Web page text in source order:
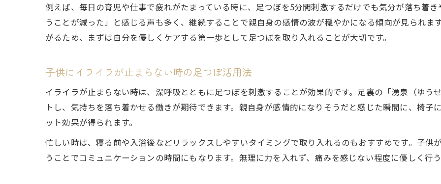
足つぼケアで子供への怒りをうまくコントロール
子供にイライラしやすい親の特徴と足つぼ対策
親子で楽しむ足つぼが関係改善に役立つ理由
足つぼで親子のスキンシップと関係改善を促進
足裏刺激が子供の情緒安定にどう作用するか
例えば、毎日の育児や仕事で疲れがたまっている時に、足つぼを5分間刺激するだけでも気分が落ち着
うことが減った」と感じる声も多く、継続することで親自身の感情の波が穏やかになる傾向が見られま
がるため、まずは自分を優しくケアする第一歩として足つぼを取り入れることが大切です。
子供にイライラが止まらない時の足つぼ活用法
イライラが止まらない時は、深呼吸とともに足つぼを刺激することが効果的です。足裏の「湧泉（ゆう
トし、気持ちを落ち着かせる働きが期待できます。親自身が感情的になりそうだと感じた瞬間に、椅
ット効果が得られます。
忙しい時は、寝る前や入浴後などリラックスしやすいタイミングで取り入れるのもおすすめです。子供
うことでコミュニケーションの時間にもなります。無理に力を入れず、痛みを感じない程度に優しく行